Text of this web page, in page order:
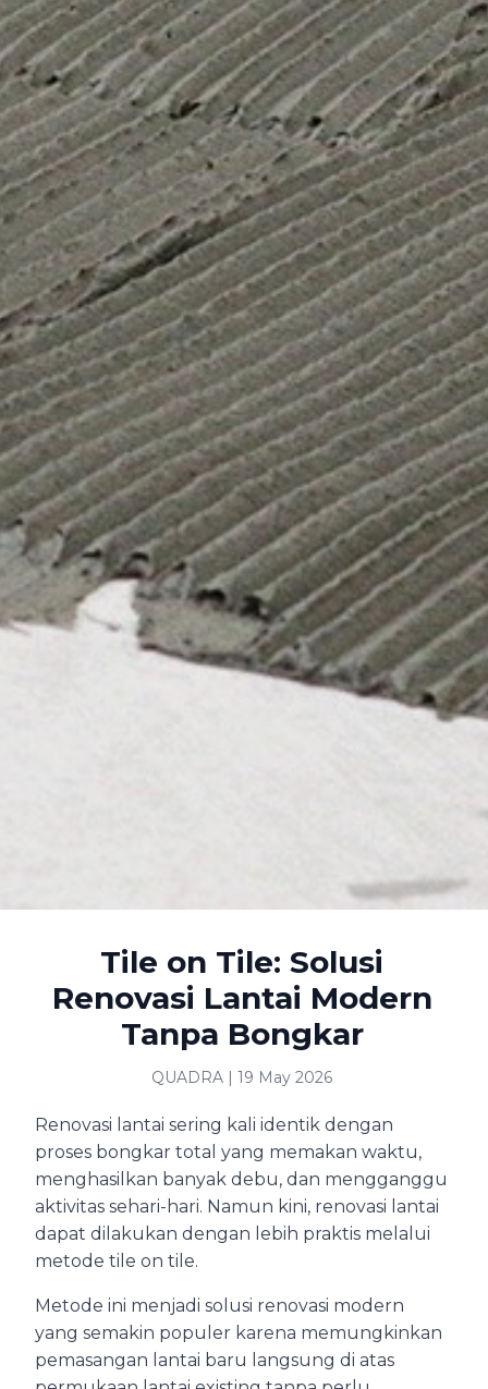
Tile on Tile: Solusi
Renovasi Lantai Modern
Tanpa Bongkar
QUADRA | 19 May 2026
Renovasi lantai sering kali identik dengan
proses bongkar total yang memakan waktu,
menghasilkan banyak debu, dan mengganggu
aktivitas sehari-hari. Namun kini, renovasi lantai
dapat dilakukan dengan lebih praktis melalui
metode tile on tile.
Metode ini menjadi solusi renovasi modern
yang semakin populer karena memungkinkan
pemasangan lantai baru langsung di atas